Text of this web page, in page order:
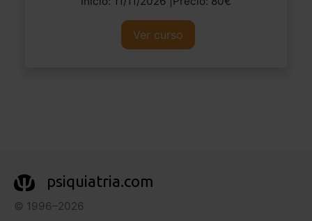
Ver curso
psiquiatria.com
© 1996–2026